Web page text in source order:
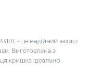
- це надійний захист
Виготовлена з
кришка ідеально